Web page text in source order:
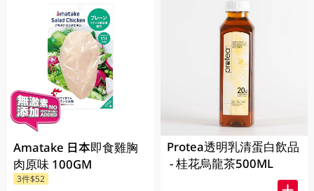
Amatake 日本即食雞胸
肉原味 100GM
3件$52
Protea透明乳清蛋白飲品
- 桂花烏龍茶500ML